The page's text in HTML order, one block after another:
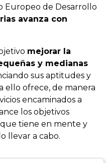
Europeo de Desarrollo
avanza con
mejorar la
y medianas
sus aptitudes y
ello ofrece, de manera
encaminados a
los objetivos
tiene en mente y
llevar a cabo.